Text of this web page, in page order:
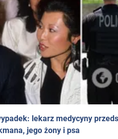
lekarz medycyny
jego żony i psa